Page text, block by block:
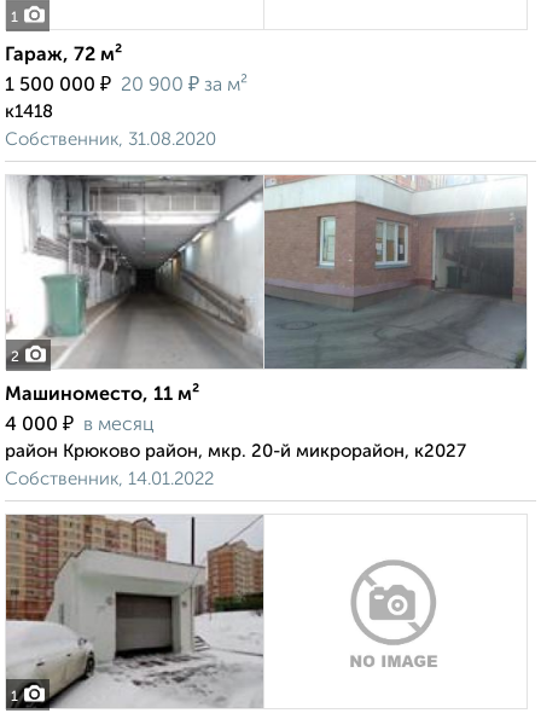
1
Гараж, 72 м²
1 500 000 ₽ 20 900 ₽ за м²
к1418
Собственник, 31.08.2020
2
Машиноместо, 11 м²
4 000 ₽ в месяц
район Крюково район, мкр. 20-й микрорайон, к2027
Собственник, 14.01.2022
1